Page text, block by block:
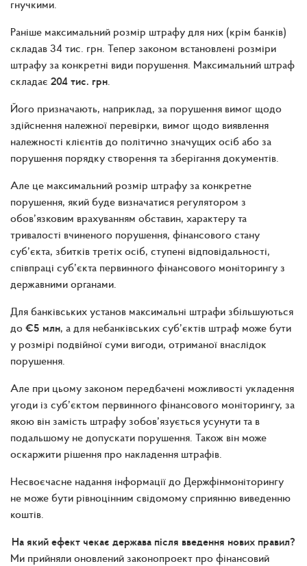
гнучкими.
Раніше максимальний розмір штрафу для них (крім банків)
складав 34 тис. грн. Тепер законом встановлені розміри
штрафу за конкретні види порушення. Максимальний штраф
складає 204 тис. грн
Його призначають, наприклад, за порушення вимог щодо
здійснення належної перевірки, вимог щодо виявлення
належності клієнтів до політично значущих осіб або за
порушення порядку створення та зберігання документів.
Але це максимальний розмір штрафу за конкретне
порушення, який буде визначатися регулятором з
обов’язковим врахуванням обставин, характеру та
тривалості вчиненого порушення, фінансового стану
суб’єкта, збитків третіх осіб, ступені відповідальності,
співпраці суб’єкта первинного фінансового моніторингу з
державними органами.
Для банківських установ максимальні штрафи збільшуються
до €5 млн, а для небанківських суб’єктів штраф може бути
у розмірі подвійної суми вигоди, отриманої внаслідок
порушення.
Але при цьому законом передбачені можливості укладення
угоди із суб’єктом первинного фінансового моніторингу, за
якою він замість штрафу зобов’язується усунути та в
подальшому не допускати порушення. Також він може
оскаржити рішення про накладення штрафів.
Несвоєчасне надання інформації до Держфінмоніторингу
не може бути рівноцінним свідомому сприянню виведенню
коштів.
На який ефект чекає держава після введення нових правил?
Ми прийняли оновлений законопроект про фінансовий